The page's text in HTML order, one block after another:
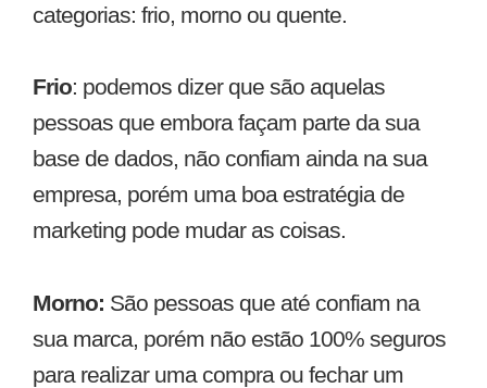
categorias: frio, morno ou quente.
Frio: podemos dizer que são aquelas
pessoas que embora façam parte da sua
base de dados, não confiam ainda na sua
empresa, porém uma boa estratégia de
marketing pode mudar as coisas.
Morno: São pessoas que até confiam na
sua marca, porém não estão 100% seguros
para realizar uma compra ou fechar um